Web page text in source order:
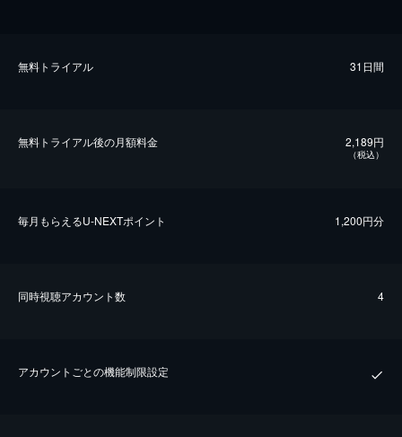
無料トライアル 31日間
無料トライアル後の⽉額料金 2,189円
（税込）
毎⽉もらえるU-NEXTポイント 1,200円分
同時視聴アカウント数 4
アカウントごとの機能制限設定